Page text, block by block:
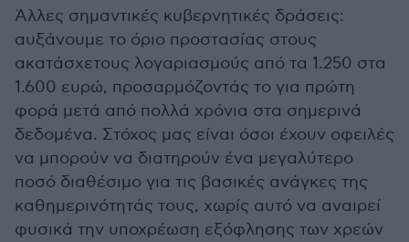
Άλλες σημαντικές κυβερνητικές δράσεις:
αυξάνουμε το όριο προστασίας στους
ακατάσχετους λογαριασμούς από τα 1.250 στα
1.600 ευρώ, προσαρμόζοντάς το για πρώτη
φορά μετά από πολλά χρόνια στα σημερινά
δεδομένα. Στόχος μας είναι όσοι έχουν οφειλές
να μπορούν να διατηρούν ένα μεγαλύτερο
ποσό διαθέσιμο για τις βασικές ανάγκες της
καθημερινότητάς τους, χωρίς αυτό να αναιρεί
φυσικά την υποχρέωση εξόφλησης των χρεών